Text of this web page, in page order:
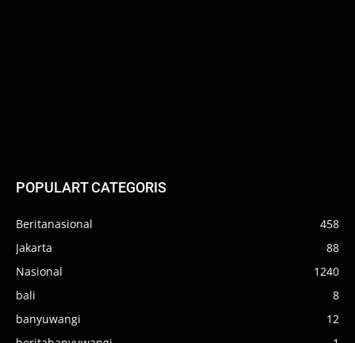
POPULART CATEGORIS
Beritanasional
458
Jakarta
88
Nasional
1240
bali
8
banyuwangi
12